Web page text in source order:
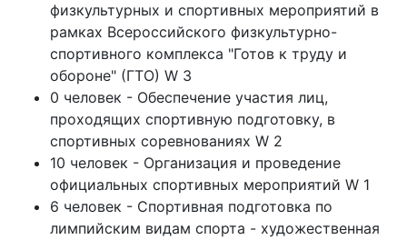
физкультурных и спортивных мероприятий в
рамках Всероссийского физкультурно-
спортивного комплекса "Готов к труду и
обороне" (ГТО) W 3
0 человек - Обеспечение участия лиц,
проходящих спортивную подготовку, в
спортивных соревнованиях W 2
10 человек - Организация и проведение
официальных спортивных мероприятий W 1
6 человек - Спортивная подготовка по
лимпийским видам спорта - художественная